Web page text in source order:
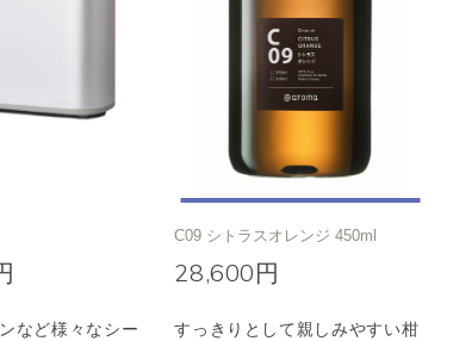
など様々なシー
C09 シトラスオレンジ 450ml
28,600円
すっきりとして親しみやすい柑